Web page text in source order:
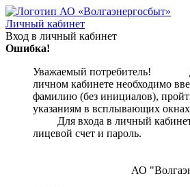
Личный кабинет
Вход в личный кабинет
Ошибка!
Уважаемый потребитель!
личном кабинете необходимо
фамилию (без инициалов),
указаниям в
Для входа в личный кабинет
лицевой счет
АО